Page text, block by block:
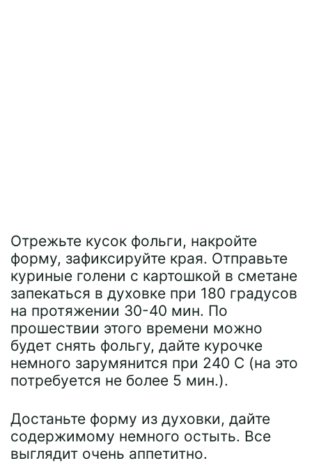
Отрежьте кусок фольги, накройте
форму, зафиксируйте края. Отправьте
куриные голени с картошкой в сметане
запекаться в духовке при 180 градусов
на протяжении 30-40 мин. По
прошествии этого времени можно
будет снять фольгу, дайте курочке
немного зарумянится при 240 С (на это
потребуется не более 5 мин.).
Достаньте форму из духовки, дайте
содержимому немного остыть. Все
выглядит очень аппетитно.